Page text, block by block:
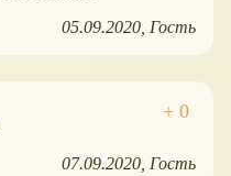
05.09.2020 Гость
07.09.2020 Гость